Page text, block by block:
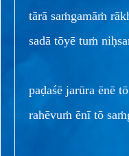
tārā saṁgamāṁ
sadā tōyē tuṁ
paḍaśē jarūra ēnē
rahēvuṁ ēnī tō